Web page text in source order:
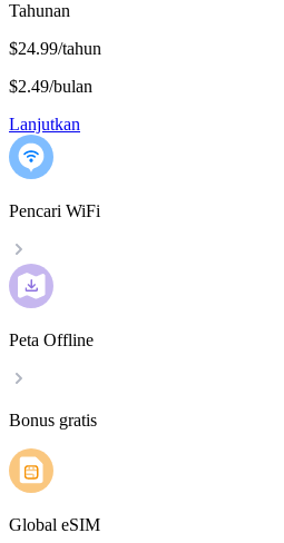
Tahunan
$24.99/tahun
$2.49/bulan
Lanjutkan
Pencari WiFi
Peta Offline
Bonus gratis
Global eSIM